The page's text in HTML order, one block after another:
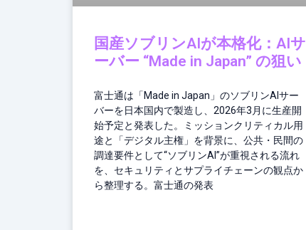
国産ソブリンAIが本格化：AIサ
ーバー “Made in Japan” の狙い
富士通は「Made in Japan」のソブリンAIサー
バーを日本国内で製造し、2026年3月に生産開
始予定と発表した。ミッションクリティカル用
途と「デジタル主権」を背景に、公共・民間の
調達要件として“ソブリンAI”が重視される流れ
を、セキュリティとサプライチェーンの観点か
ら整理する。富士通の発表